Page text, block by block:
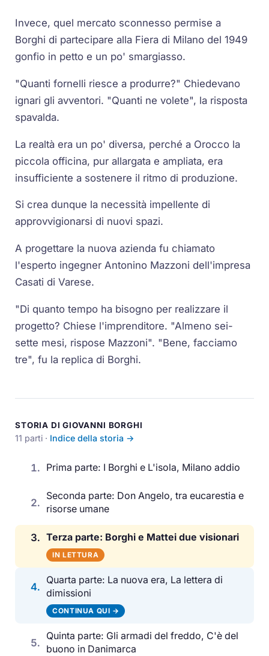
Invece, quel mercato sconnesso permise a
Borghi di partecipare alla Fiera di Milano del 1949
gonfio in petto e un po' smargiasso.
"Quanti fornelli riesce a produrre?" Chiedevano
ignari gli avventori. "Quanti ne volete", la risposta
spavalda.
La realtà era un po' diversa, perché a Orocco la
piccola officina, pur allargata e ampliata, era
insufficiente a sostenere il ritmo di produzione.
Si crea dunque la necessità impellente di
approvvigionarsi di nuovi spazi.
A progettare la nuova azienda fu chiamato
l'esperto ingegner Antonino Mazzoni dell'impresa
Casati di Varese.
"Di quanto tempo ha bisogno per realizzare il
progetto? Chiese l'imprenditore. "Almeno sei-
sette mesi, rispose Mazzoni". "Bene, facciamo
tre", fu la replica di Borghi.
STORIA DI GIOVANNI BORGHI
11 parti · Indice della storia →
1. Prima parte: I Borghi e L'isola, Milano addio
2.
Seconda parte: Don Angelo, tra eucarestia e
risorse umane
3. Terza parte: Borghi e Mattei due visionari
IN LETTURA
4.
Quarta parte: La nuova era, La lettera di
dimissioni
CONTINUA QUI →
5.
Quinta parte: Gli armadi del freddo, C'è del
buono in Danimarca